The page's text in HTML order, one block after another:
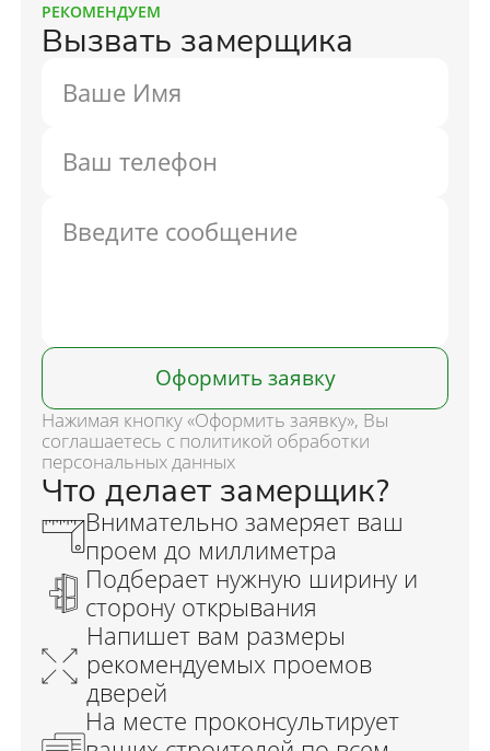
РЕКОМЕНДУЕМ
Вызвать замерщика
Оформить заявку
Нажимая кнопку «Оформить заявку», Вы
соглашаетесь с политикой обработки
персональных данных